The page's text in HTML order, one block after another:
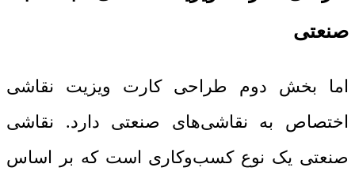
صنعتی
اما بخش دوم طراحی کارت ویزیت نقاشی
اختصاص به نقاشی‌های صنعتی دارد. نقاشی
صنعتی یک نوع کسب‌وکاری است که بر اساس